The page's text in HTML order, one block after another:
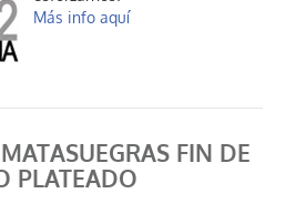
Más info aquí
FIN DE
PLATEADO